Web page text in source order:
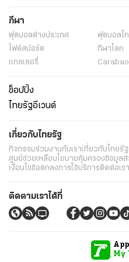
กีฬา
ฟุตบอลต่่างประเทศ ฟุตบอลไ
ไฟต์สปอร์ต
กีฬาโลก
แกลเลอรี่
ช็อปปิ้ง
ไทยรัฐอีเวนต์
เกี่ยวกับไทยรัฐ
กิจกรรมร่วมงานกับเราเกี่ยวกับไทยรัฐ
ศูนย์ช่วยเหลือนโยบายคุ้มครองข้อมูล
เงื่อนไขข้อตกลงการใช้บริการติดต่อเรา
ติดตามเราได้ที่
My